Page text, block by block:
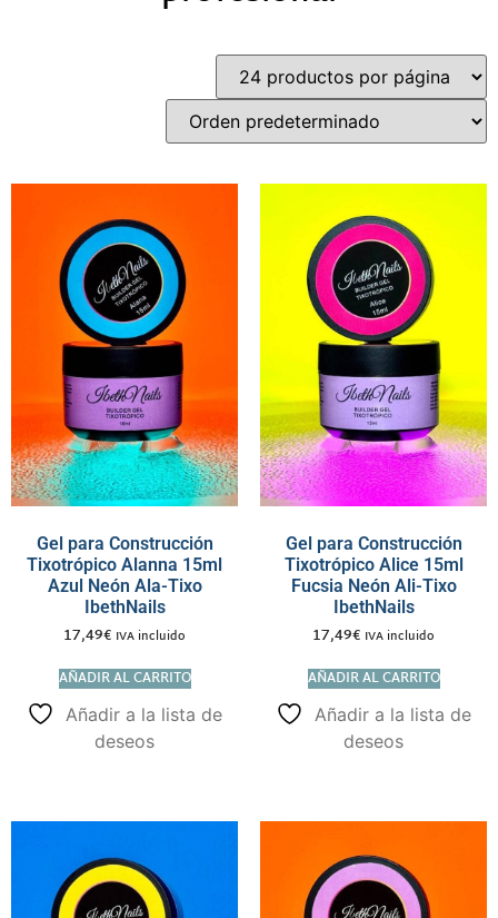
Gel para Construcción
Tixotrópico Alanna 15ml
Azul Neón Ala-Tixo
IbethNails
17,49€ IVA incluido
AÑADIR AL CARRITO
Añadir a la lista de
deseos
Gel para Construcción
Tixotrópico Alice 15ml
Fucsia Neón Ali-Tixo
IbethNails
17,49€ IVA incluido
AÑADIR AL CARRITO
Añadir a la lista de
deseos